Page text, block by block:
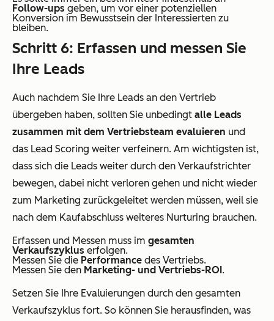
Follow-ups geben, um vor einer potenziellen
Konversion im Bewusstsein der Interessierten zu
bleiben.
Schritt 6: Erfassen und messen Sie
Ihre Leads
Auch nachdem Sie Ihre Leads an den Vertrieb
übergeben haben, sollten Sie unbedingt alle Leads
zusammen mit dem Vertriebsteam evaluieren und
das Lead Scoring weiter verfeinern. Am wichtigsten ist,
dass sich die Leads weiter durch den Verkaufstrichter
bewegen, dabei nicht verloren gehen und nicht wieder
zum Marketing zurückgeleitet werden müssen, weil sie
nach dem Kaufabschluss weiteres Nurturing brauchen.
Erfassen und Messen muss im gesamten
Verkaufszyklus erfolgen.
Messen Sie die Performance des Vertriebs.
Messen Sie den Marketing- und Vertriebs-ROI.
Setzen Sie Ihre Evaluierungen durch den gesamten
Verkaufszyklus fort. So können Sie herausfinden, was